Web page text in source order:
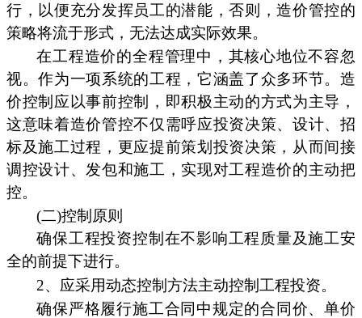
行，以便充分发挥员工的潜能，否则，造价管控的
策略将流于形式，无法达成实际效果。
在工程造价的全程管理中，其核心地位不容忽
视。作为一项系统的工程，它涵盖了众多环节。造
价控制应以事前控制，即积极主动的方式为主导，
这意味着造价管控不仅需呼应投资决策、设计、招
标及施工过程，更应提前策划投资决策，从而间接
调控设计、发包和施工，实现对工程造价的主动把
控。
(二)控制原则
确保工程投资控制在不影响工程质量及施工安
全的前提下进行。
2、应采用动态控制方法主动控制工程投资。
确保严格履行施工合同中规定的合同价、单价